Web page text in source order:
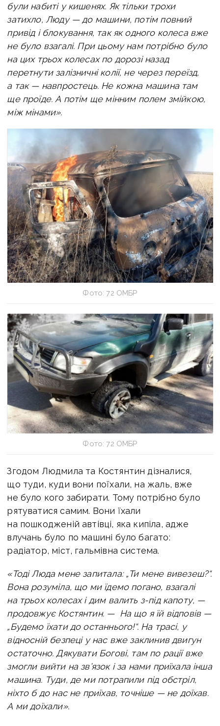
були набиті у кишенях. Як тільки трохи
затихло, Люду — до машини, потім повний
привід і блокування, так як одного колеса вже
не було взагалі. При цьому нам потрібно було
на цих трьох колесах по дорозі назад
перетнути залізничні колії, не через переїзд,
а так — навпростець. Не кожна машина там
ще проїде. А потім ще мінним полем змійкою,
між мінами».
Фото: 72 ОМБР
Фото: 72 ОМБР
Згодом Людмила та Костянтин дізналися,
що туди, куди вони поїхали, на жаль, вже
не було кого забирати. Тому потрібно було
рятуватися самим. Вони їхали
на пошкодженій автівці, яка кипіла, адже
влучань було по машині було багато:
радіатор, міст, гальмівна система.
«Тоді Люда мене запитала: „Ти мене вивезеш?“.
Вона розуміла, що ми їдемо погано, взагалі
на трьох колесах і дим валить з-під капоту, —
продовжує Костянтин. — На що я їй відповів —
„Будемо їхати до останнього!“. На трасі, у
відносній безпеці у нас вже заклинив двигун
остаточно. Дякувати Богові, там по рації вже
змогли вийти на зв’язок і за нами приїхала інша
машина. Туди, де ми потрапили під обстріл,
ніхто б до нас не приїхав, точніше — не доїхав.
А ми доїхали».